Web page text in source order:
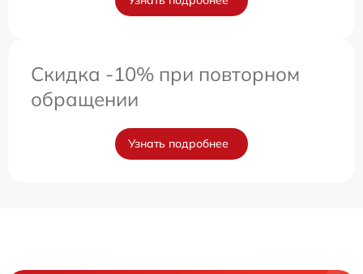
Скидка -10% при повторном
обращении
Узнать подробнее